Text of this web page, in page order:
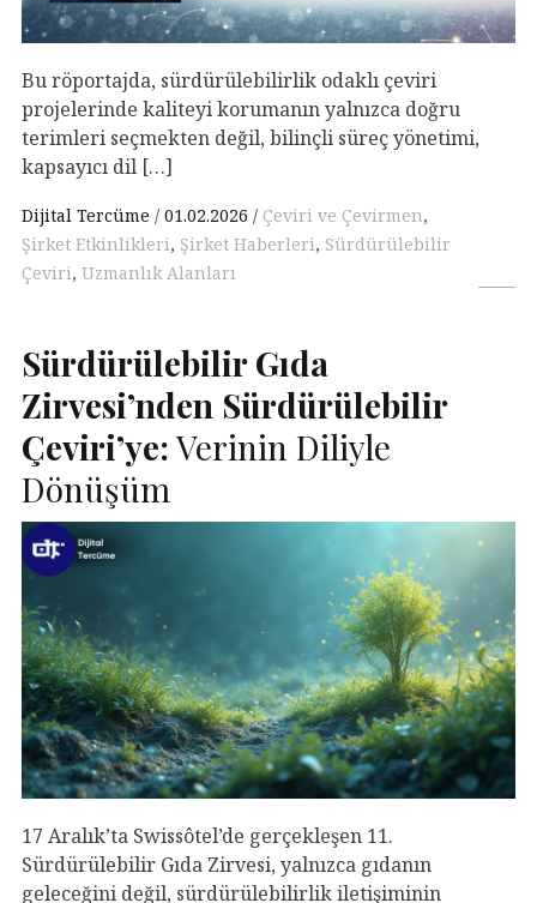
Bu röportajda, sürdürülebilirlik odaklı çeviri
projelerinde kaliteyi korumanın yalnızca doğru
terimleri seçmekten değil, bilinçli süreç yönetimi,
kapsayıcı dil […]
Dijital Tercüme 01.02.2026 Çeviri ve Çevirmen,
Şirket Etkinlikleri, Şirket Haberleri, Sürdürülebilir
Çeviri, Uzmanlık Alanları
Sürdürülebilir Gıda
Zirvesi’nden Sürdürülebilir
Çeviri’ye:Verinin Diliyle
Dönüşüm
17 Aralık’ta Swissôtel’de gerçekleşen 11.
Sürdürülebilir Gıda Zirvesi, yalnızca gıdanın
geleceğini değil, sürdürülebilirlik iletişiminin